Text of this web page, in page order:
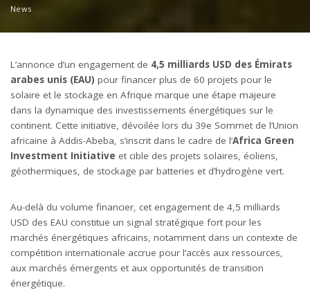
News
L’annonce d’un engagement de 4,5 milliards USD des Émirats
arabes unis (EAU) pour financer plus de 60 projets pour le
solaire et le stockage en Afrique marque une étape majeure
dans la dynamique des investissements énergétiques sur le
continent. Cette initiative, dévoilée lors du 39e Sommet de l’Union
africaine à Addis-Abeba, s’inscrit dans le cadre de l’Africa Green
Investment Initiative et cible des projets solaires, éoliens,
géothermiques, de stockage par batteries et d’hydrogène vert.
Au-delà du volume financier, cet engagement de 4,5 milliards
USD des EAU constitue un signal stratégique fort pour les
marchés énergétiques africains, notamment dans un contexte de
compétition internationale accrue pour l’accès aux ressources,
aux marchés émergents et aux opportunités de transition
énergétique.